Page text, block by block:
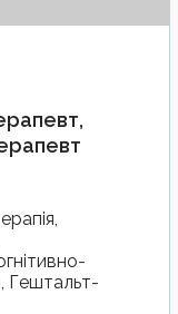
Гештальт-